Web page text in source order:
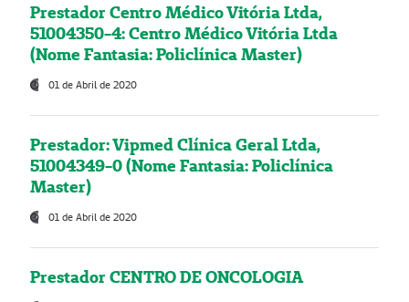
Prestador Centro Médico Vitória Ltda,
51004350-4: Centro Médico Vitória Ltda
(Nome Fantasia: Policlínica Master)
01 de Abril de 2020
Prestador: Vipmed Clínica Geral Ltda,
51004349-0 (Nome Fantasia: Policlínica
Master)
01 de Abril de 2020
Prestador CENTRO DE ONCOLOGIA